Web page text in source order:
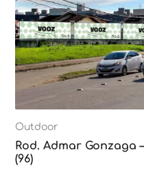
Outdoor
Rod. Admar Gonzaga
(96)